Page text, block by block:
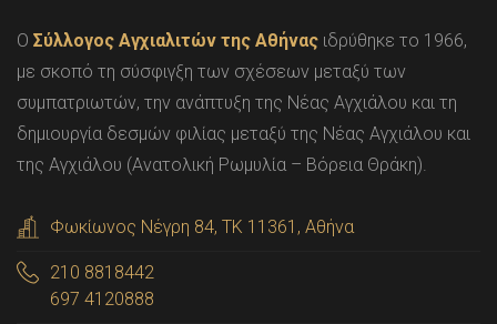
O Σύλλογος Αγχιαλιτών της Αθήνας ιδρύθηκε το 1966,
με σκοπό τη σύσφιγξη των σχέσεων μεταξύ των
συμπατριωτών, την ανάπτυξη της Νέας Αγχιάλου και τη
δημιουργία δεσμών φιλίας μεταξύ της Νέας Αγχιάλου και
της Αγχιάλου (Ανατολική Ρωμυλία – Βόρεια Θράκη).
Φωκίωνος Νέγρη 84, ΤΚ 11361, Αθήνα
210 8818442
697 4120888